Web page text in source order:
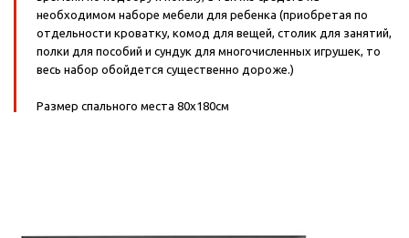
необходимом наборе мебели для ребенка (приобретая по
отдельности кроватку, комод для вещей, столик для занятий,
полки для пособий и сундук для многочисленных игрушек, то
весь набор обойдется существенно дороже.)
Размер спального места 80х180см